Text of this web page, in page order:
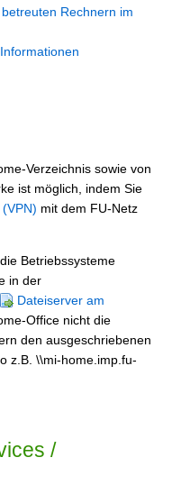
Rechnern im
Verzeichnis sowie von
ist möglich, indem Sie
mit dem FU-Netz
Betriebssysteme
in der
Dateiserver am
Office nicht die
den ausgeschriebenen
z.B. \\mi-home.imp.fu-
/